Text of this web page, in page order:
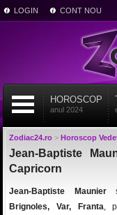
LOGIN CONT NOU
HOROSCOP
anul 2024
Zodiac24.ro> Horoscop
Jean-Baptiste
Capricorn
Jean-Baptiste Maunier
Brignoles, Var, Franta,